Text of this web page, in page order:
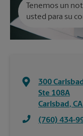
Tenemos un
usted para su
300
Ste 108A
Carlsbad, CA
(760) 434-